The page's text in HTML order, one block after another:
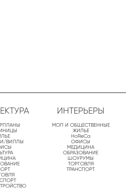
ВИЛЛЫ
ИНТЕРЬЕРЫ
МОП И ОБЩЕСТВЕННЫЕ
ЖИЛЬЕ
HoReCa
ОФИСЫ
МЕДИЦИНА
ОБРАЗОВАНИЕ
ШОУРУМЫ
ТОРГОВЛЯ
ТРАНСПОРТ